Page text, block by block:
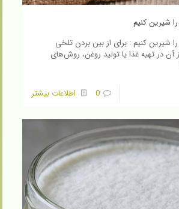
شیرین کنیم
شیرین کنیم : برای از بین بردن تلخی
آن در تهیه غذا یا تولید روغن، روش‌های
0 اطلاعات بیشتر